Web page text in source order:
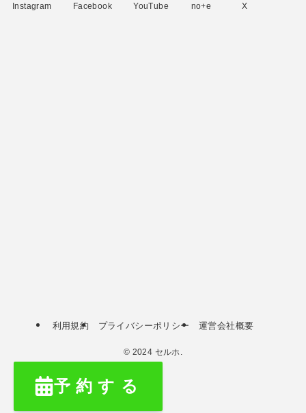
予 約 す る
Instagram Facebook YouTube no+e X
利用規約 プライバシーポリシー 運営会社概要
© 2024 セルホ.